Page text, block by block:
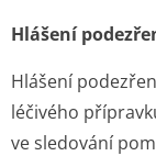
Hlášení
Hlášení
léčivého
ve sledování